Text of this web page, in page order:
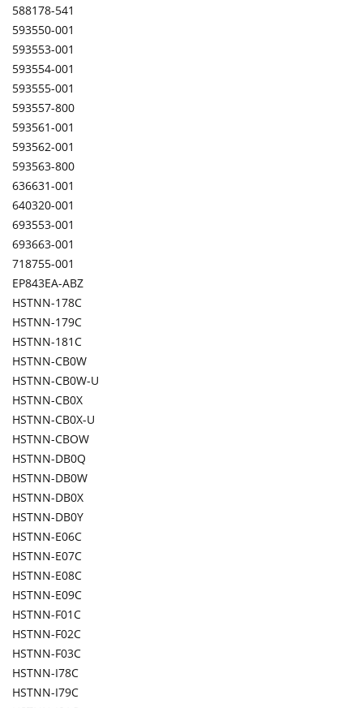
588178-541
593550-001
593553-001
593554-001
593555-001
593557-800
593561-001
593562-001
593563-800
636631-001
640320-001
693553-001
693663-001
718755-001
EP843EA-ABZ
HSTNN-178C
HSTNN-179C
HSTNN-181C
HSTNN-CB0W
HSTNN-CB0W-U
HSTNN-CB0X
HSTNN-CB0X-U
HSTNN-CBOW
HSTNN-DB0Q
HSTNN-DB0W
HSTNN-DB0X
HSTNN-DB0Y
HSTNN-E06C
HSTNN-E07C
HSTNN-E08C
HSTNN-E09C
HSTNN-F01C
HSTNN-F02C
HSTNN-F03C
HSTNN-I78C
HSTNN-I79C